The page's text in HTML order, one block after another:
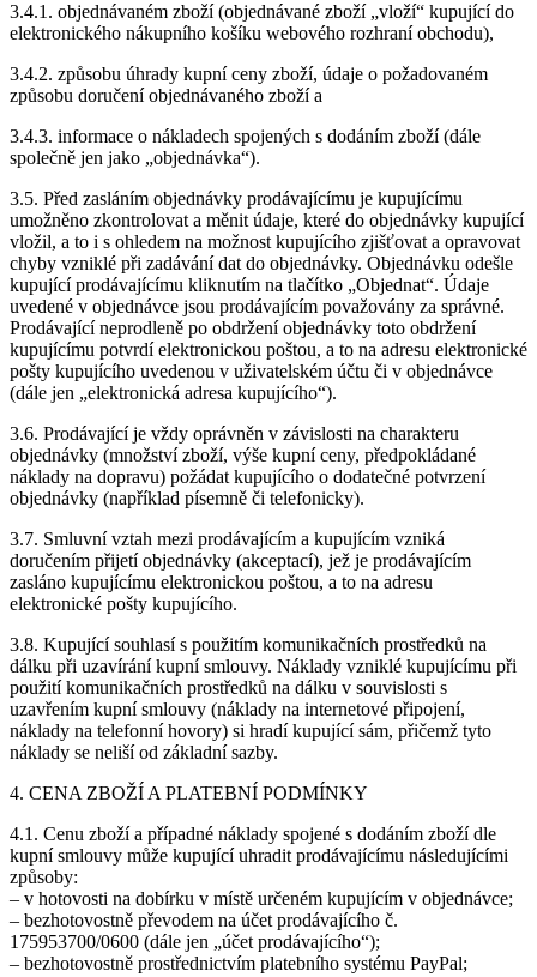
3.4.1. objednávaném zboží (objednávané zboží „vloží“ kupující do
elektronického nákupního košíku webového rozhraní obchodu),
3.4.2. způsobu úhrady kupní ceny zboží, údaje o požadovaném
způsobu doručení objednávaného zboží a
3.4.3. informace o nákladech spojených s dodáním zboží (dále
společně jen jako „objednávka“).
3.5. Před zasláním objednávky prodávajícímu je kupujícímu
umožněno zkontrolovat a měnit údaje, které do objednávky kupující
vložil, a to i s ohledem na možnost kupujícího zjišťovat a opravovat
chyby vzniklé při zadávání dat do objednávky. Objednávku odešle
kupující prodávajícímu kliknutím na tlačítko „Objednat“. Údaje
uvedené v objednávce jsou prodávajícím považovány za správné.
Prodávající neprodleně po obdržení objednávky toto obdržení
kupujícímu potvrdí elektronickou poštou, a to na adresu elektronické
pošty kupujícího uvedenou v uživatelském účtu či v objednávce
(dále jen „elektronická adresa kupujícího“).
3.6. Prodávající je vždy oprávněn v závislosti na charakteru
objednávky (množství zboží, výše kupní ceny, předpokládané
náklady na dopravu) požádat kupujícího o dodatečné potvrzení
objednávky (například písemně či telefonicky).
3.7. Smluvní vztah mezi prodávajícím a kupujícím vzniká
doručením přijetí objednávky (akceptací), jež je prodávajícím
zasláno kupujícímu elektronickou poštou, a to na adresu
elektronické pošty kupujícího.
3.8. Kupující souhlasí s použitím komunikačních prostředků na
dálku při uzavírání kupní smlouvy. Náklady vzniklé kupujícímu při
použití komunikačních prostředků na dálku v souvislosti s
uzavřením kupní smlouvy (náklady na internetové připojení,
náklady na telefonní hovory) si hradí kupující sám, přičemž tyto
náklady se neliší od základní sazby.
4. CENA ZBOŽÍ A PLATEBNÍ PODMÍNKY
4.1. Cenu zboží a případné náklady spojené s dodáním zboží dle
kupní smlouvy může kupující uhradit prodávajícímu následujícími
způsoby:
– v hotovosti na dobírku v místě určeném kupujícím v objednávce;
– bezhotovostně převodem na účet prodávajícího č.
175953700/0600 (dále jen „účet prodávajícího“);
– bezhotovostně prostřednictvím platebního systému PayPal;